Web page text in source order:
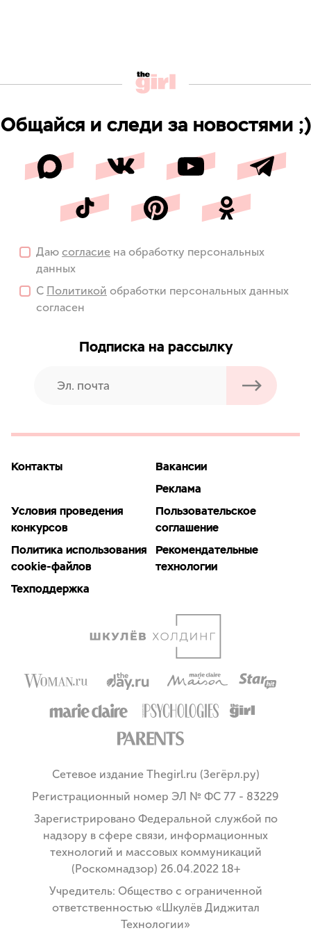
Общайся и следи за новостями ;)
Даю согласие на обработку персональных
данных
С Политикой обработки персональных данных
согласен
Подписка на рассылку
Контакты
Вакансии
Реклама
Условия проведения
конкурсов
Пользовательское
соглашение
Политика использования
cookie-файлов
Рекомендательные
технологии
Техподдержка
Сетевое издание Thegirl.ru (Зегёрл.ру)
Регистрационный номер ЭЛ № ФС 77 - 83229
Зарегистрировано Федеральной службой по
надзору в сфере связи, информационных
технологий и массовых коммуникаций
(Роскомнадзор) 26.04.2022 18+
Учредитель: Общество с ограниченной
ответственностью «Шкулёв Диджитал
Технологии»